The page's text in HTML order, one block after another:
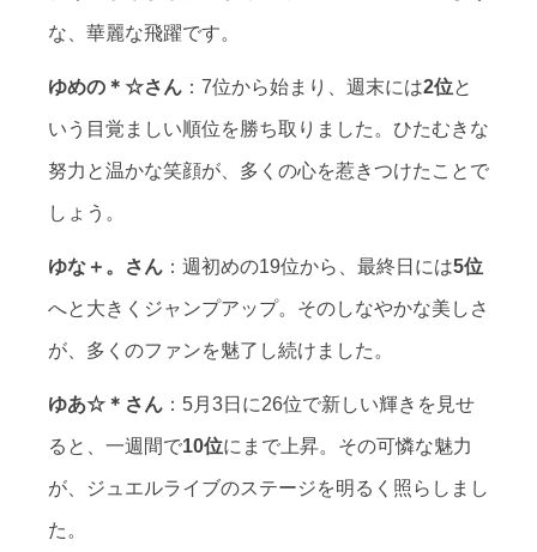
な、華麗な飛躍です。
ゆめの＊☆さん ：7位から始まり、週末には2位と
いう目覚ましい順位を勝ち取りました。ひたむきな
努力と温かな笑顔が、多くの心を惹きつけたことで
しょう。
ゆな＋。さん ：週初めの19位から、最終日には5位
へと大きくジャンプアップ。そのしなやかな美しさ
が、多くのファンを魅了し続けました。
ゆあ☆＊さん ：5月3日に26位で新しい輝きを見せ
ると、一週間で10位にまで上昇。その可憐な魅力
が、ジュエルライブのステージを明るく照らしまし
た。